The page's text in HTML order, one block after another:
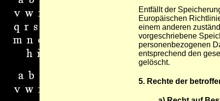
Entfällt der
Europäischen
einem anderen
vorgeschriebene
personenbezogenen
entsprechend den
gelöscht.
5. Rechte der